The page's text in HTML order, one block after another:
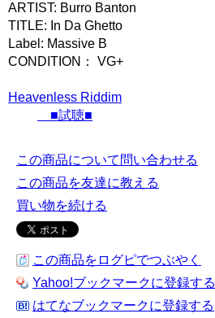
ARTIST: Burro Banton
TITLE: In Da Ghetto
Label: Massive B
CONDITION： VG+
Heavenless Riddim
■試聴■
この商品について問い合わせる
この商品を友達に教える
買い物を続ける
この商品をログピでつぶやく
Yahoo!ブックマークに登録する
はてなブックマークに登録する